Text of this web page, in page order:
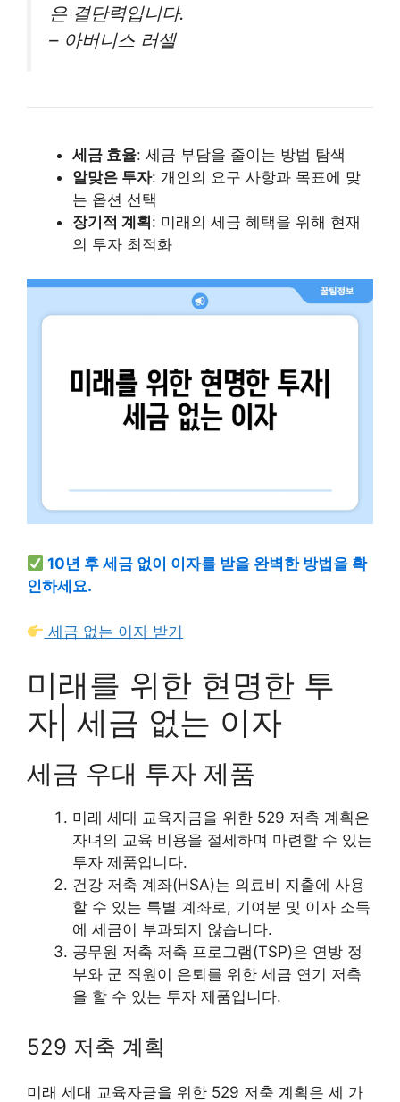
은 결단력입니다.
– 아버니스 러셀
세금 효율: 세금 부담을 줄이는 방법 탐색
알맞은 투자: 개인의 요구 사항과 목표에 맞
는 옵션 선택
장기적 계획 : 미래의 세금 혜택을 위해 현재
의 투자 최적화
10년 후 세금 없이 이자를 받을 완벽한 방법을 확
인하세요.
세금 없는 이자 받기
미래를 위한 현명한 투
자| 세금 없는 이자
세금 우대 투자 제품
미래 세대 교육자금을 위한 529 저축 계획은
자녀의 교육 비용을 절세하며 마련할 수 있는
투자 제품입니다.
건강 저축 계좌(HSA)는 의료비 지출에 사용
할 수 있는 특별 계좌로, 기여분 및 이자 소득
에 세금이 부과되지 않습니다.
공무원 저축 저축 프로그램(TSP)은 연방 정
부와 군 직원이 은퇴를 위한 세금 연기 저축
을 할 수 있는 투자 제품입니다.
529 저축 계획
미래 세대 교육자금을 위한 529 저축 계획은 세 가